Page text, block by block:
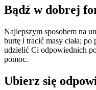
Bądź w dobrej
Najlepszym sposobem na
burtę i tracić masy ciała;
udzielić Ci odpowiednich
pomoc.
Ubierz się